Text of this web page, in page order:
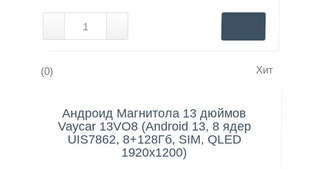
(0) Хит
Андроид Магнитола 13 дюймов
Vaycar 13VO8 (Android 13, 8 ядер
UIS7862, 8+128Гб, SIM, QLED
1920x1200)